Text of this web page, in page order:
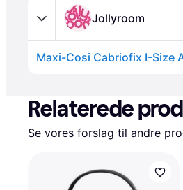
Jollyroom
Maxi-Cosi Cabriofix I-Size
Relaterede
Se vores forslag til andre